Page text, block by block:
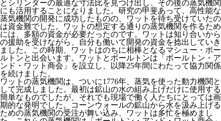
とシリンダーの最適な寸法比を見つけ出し、その後の蒸気機関
にも活用することになりました。研究の甲斐あって、高性能な
蒸気機関の開発に成功したものの、ワットを待ち受けていたの
は資金難でした。ワットの想定する通りの蒸気機関を作るため
には、多額の資金が必要だったのです。ワットは知り合いから
の援助を受けながら、自分も働いて開発の資金を捻出していき
ました。この時期、ワットはのちに相棒となるマシュー・ボー
ルトンと出会います。ワットとボールトンは「ボールトン・ア
ンド・ワット商会」を設立し、以降25年間にわたって協力関係
を続けました。
ワットの蒸気機関は、ついに1776年、蒸気を使った動力機関と
して完成しました。最初は鉱山の水の組み上げだけに使用する
簡単なものでしたが、それでも現場で働く人たちにとっては画
期的な発明でした。コーンウォールの鉱山から水を汲み上げる
ための蒸気機関の受注が舞い込み、ワットは多忙を極めまし